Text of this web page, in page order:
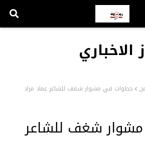
خطوات في مشوار شغف للشاعر عماد مراد
شغف للشاعر